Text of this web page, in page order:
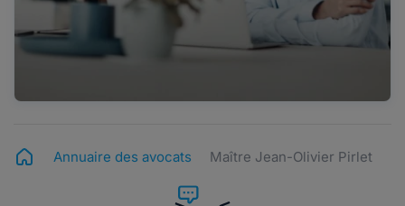
Annuaire des avocats Maître Jean-Olivier Pirlet